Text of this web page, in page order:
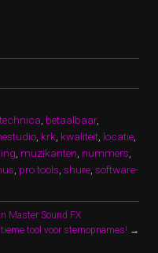
betaalbaar,
krk kwaliteit locatie
muzikanten nummers
pro tools shure software-
Master Sound FX
tool voor stemopnames! →